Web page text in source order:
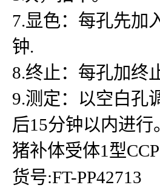
7.显色：每孔先加
钟.
8.终止：每孔加终
9.测定：以空白孔
后15分钟以内进行
猪补体受体1型
货号:FT-PP42713